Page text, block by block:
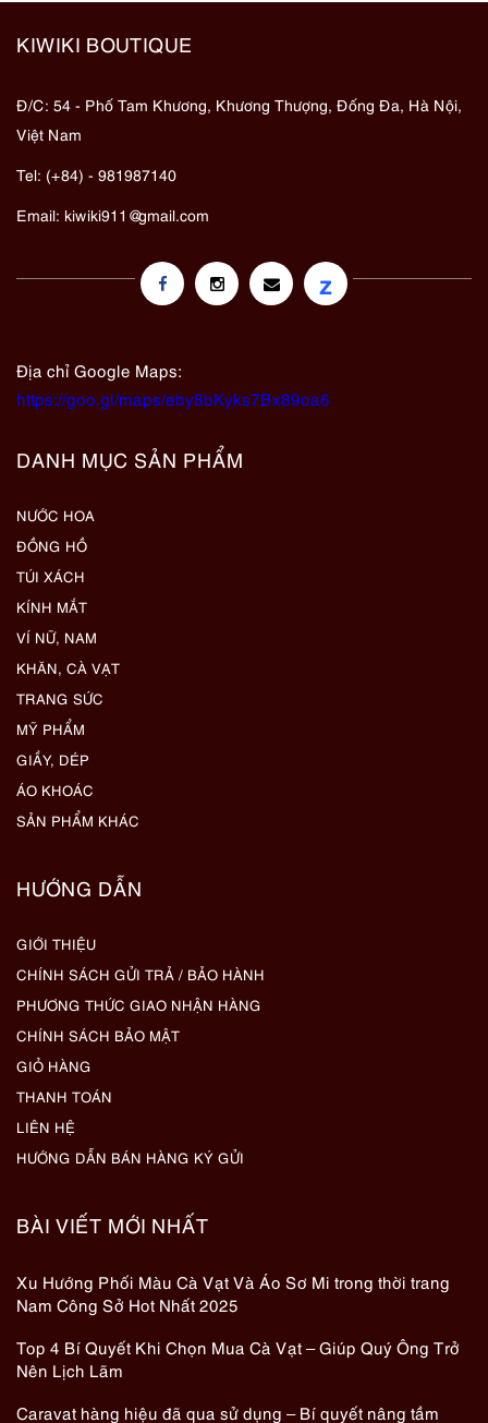
KIWIKI BOUTIQUE
Đ/C: 54 - Phố Tam Khương, Khương Thượng, Đống Đa, Hà Nội,
Việt Nam
Tel: (+84) - 981987140
Email: kiwiki911@gmail.com
z
Địa chỉ Google Maps:
https://goo.gl/maps/eby8bKyks7Bx89oa6
DANH MỤC SẢN PHẨM
NƯỚC HOA
ĐỒNG HỒ
TÚI XÁCH
KÍNH MẮT
VÍ NỮ, NAM
KHĂN, CÀ VẠT
TRANG SỨC
MỸ PHẨM
GIẦY, DÉP
ÁO KHOÁC
SẢN PHẨM KHÁC
HƯỚNG DẪN
GIỚI THIỆU
CHÍNH SÁCH GỬI TRẢ / BẢO HÀNH
PHƯƠNG THỨC GIAO NHẬN HÀNG
CHÍNH SÁCH BẢO MẬT
GIỎ HÀNG
THANH TOÁN
LIÊN HỆ
HƯỚNG DẪN BÁN HÀNG KÝ GỬI
BÀI VIẾT MỚI NHẤT
Xu Hướng Phối Màu Cà Vạt Và Áo Sơ Mi trong thời trang
Nam Công Sở Hot Nhất 2025
Top 4 Bí Quyết Khi Chọn Mua Cà Vạt – Giúp Quý Ông Trở
Nên Lịch Lãm
Caravat hàng hiệu đã qua sử dụng – Bí quyết nâng tầm